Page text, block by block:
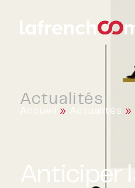
Actualités
Accueil » Actualités »
Anticiper